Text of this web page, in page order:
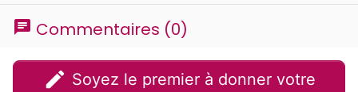
chat Commentaires (0)
edit